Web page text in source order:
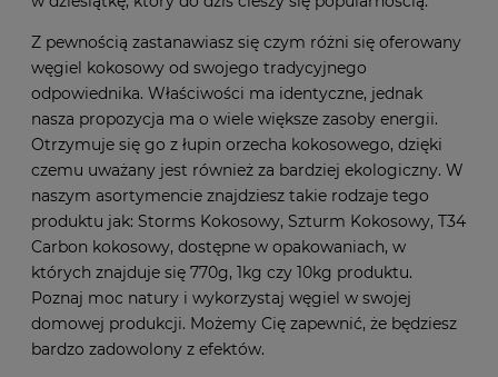
Z pewnością zastanawiasz się czym różni się oferowany
węgiel kokosowy od swojego tradycyjnego
odpowiednika. Właściwości ma identyczne, jednak
nasza propozycja ma o wiele większe zasoby energii.
Otrzymuje się go z łupin orzecha kokosowego, dzięki
czemu uważany jest również za bardziej ekologiczny. W
naszym asortymencie znajdziesz takie rodzaje tego
produktu jak: Storms Kokosowy, Szturm Kokosowy, T34
Carbon kokosowy, dostępne w opakowaniach, w
których znajduje się 770g, 1kg czy 10kg produktu.
Poznaj moc natury i wykorzystaj węgiel w swojej
domowej produkcji. Możemy Cię zapewnić, że będziesz
bardzo zadowolony z efektów.